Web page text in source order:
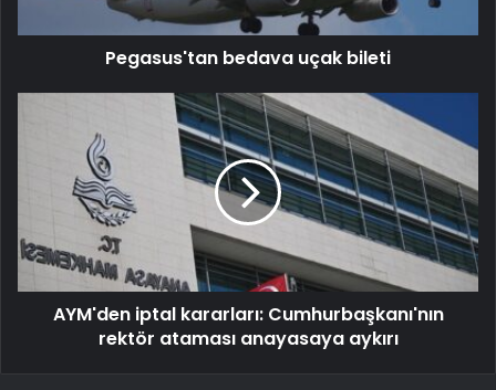
Pegasus'tan bedava uçak bileti
AYM'den iptal kararları: Cumhurbaşkanı'nın
rektör ataması anayasaya aykırı